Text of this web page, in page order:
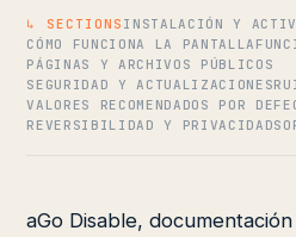
↳ SECTIONS INSTALACIÓN Y
CÓMO FUNCIONA LA PANTALLA
PÁGINAS Y ARCHIVOS PÚBLICOS
SEGURIDAD Y ACTUALIZACIONES
VALORES RECOMENDADOS POR
REVERSIBILIDAD Y PRIVACIDAD
aGo Disable, documentación